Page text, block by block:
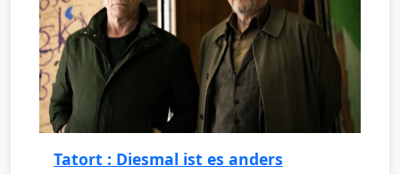
Tatort : Diesmal ist es anders